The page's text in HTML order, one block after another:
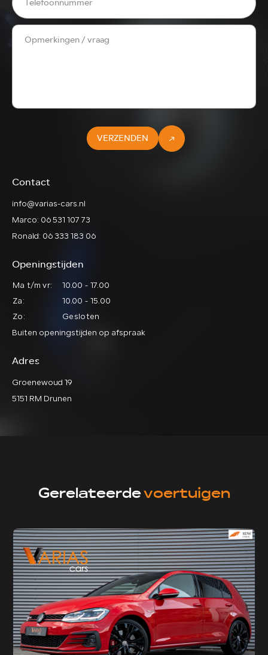
VERZENDEN
Contact
info@varias-cars.nl
Marco: 06 531 107 73
Ronald: 06 333 183 06
Openingstijden
Ma t/m vr:
10.00 - 17.00
Za:
10.00 - 15.00
Zo:
Gesloten
Buiten openingstijden op afspraak
Adres
Groenewoud 19
5151 RM Drunen
Gerelateerdevoertuigen